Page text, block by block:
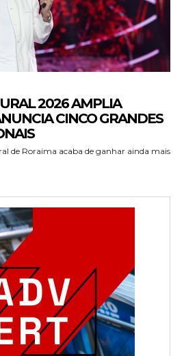
2026 AMPLIA
CINCO GRANDES
de Roraima acaba de ganhar ainda mais